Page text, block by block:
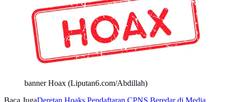
banner Hoax (Liputan6.com/Abdillah)
Baca JugaDeretan Hoaks Pendaftaran CPNS Beredar di Media